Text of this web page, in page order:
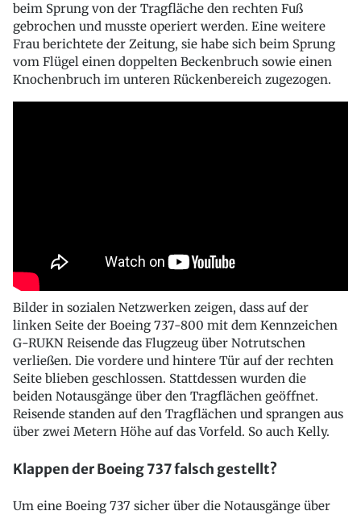
beim Sprung von der Tragfläche den rechten Fuß
gebrochen und musste operiert werden. Eine weitere
Frau berichtete der Zeitung, sie habe sich beim Sprung
vom Flügel einen doppelten Beckenbruch sowie einen
Knochenbruch im unteren Rückenbereich zugezogen.
Bilder in sozialen Netzwerken zeigen, dass auf der
linken Seite der Boeing 737-800 mit dem Kennzeichen
G-RUKN Reisende das Flugzeug über Notrutschen
verließen. Die vordere und hintere Tür auf der rechten
Seite blieben geschlossen. Stattdessen wurden die
beiden Notausgänge über den Tragflächen geöffnet.
Reisende standen auf den Tragflächen und sprangen aus
über zwei Metern Höhe auf das Vorfeld. So auch Kelly.
Klappen der Boeing 737 falsch gestellt?
Um eine Boeing 737 sicher über die Notausgänge über